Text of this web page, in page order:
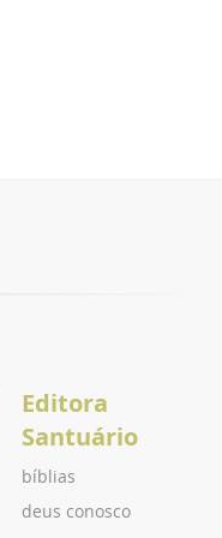
Editora
Santuário
bíblias
deus conosco